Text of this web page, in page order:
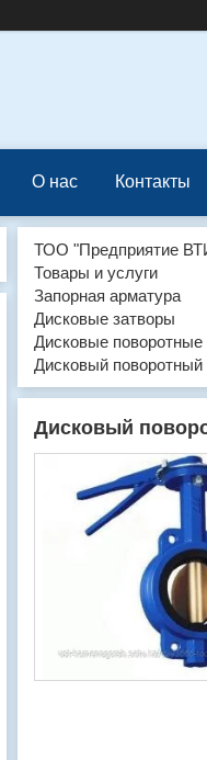
О нас Контакты
ТОО "Предприятие
Товары и услуги
Запорная арматура
Дисковые затворы
Дисковые поворотные
Дисковый поворотный
Дисковый